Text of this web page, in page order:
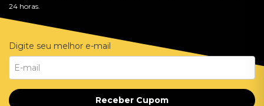
24 horas.
Digite seu melhor e-mail
Receber Cupom